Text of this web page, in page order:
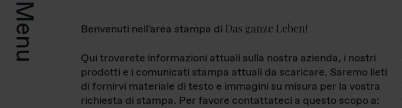
Menu Benvenuti nell'area stampa di Das ganze Leben!
Qui troverete informazioni attuali sulla nostra azienda, i nostri
prodotti e i comunicati stampa attuali da scaricare. Saremo lieti
di fornirvi materiale di testo e immagini su misura per la vostra
richiesta di stampa. Per favore contattateci a questo scopo a: